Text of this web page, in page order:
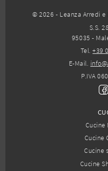
© 2026 - Leanza Arredi
S.S.
95035 -
Tel.+39
E-Mail.
P.IVA
Cucine
Cucine
Cucine
Cucine